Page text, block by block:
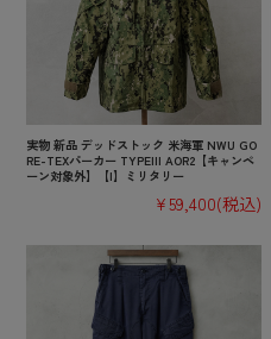
実物 新品 デッドストック 米海軍 NWU GO
RE-TEXパーカー TYPEIII AOR2【キャンペ
ーン対象外】【I】ミリタリー
¥59,400(税込)